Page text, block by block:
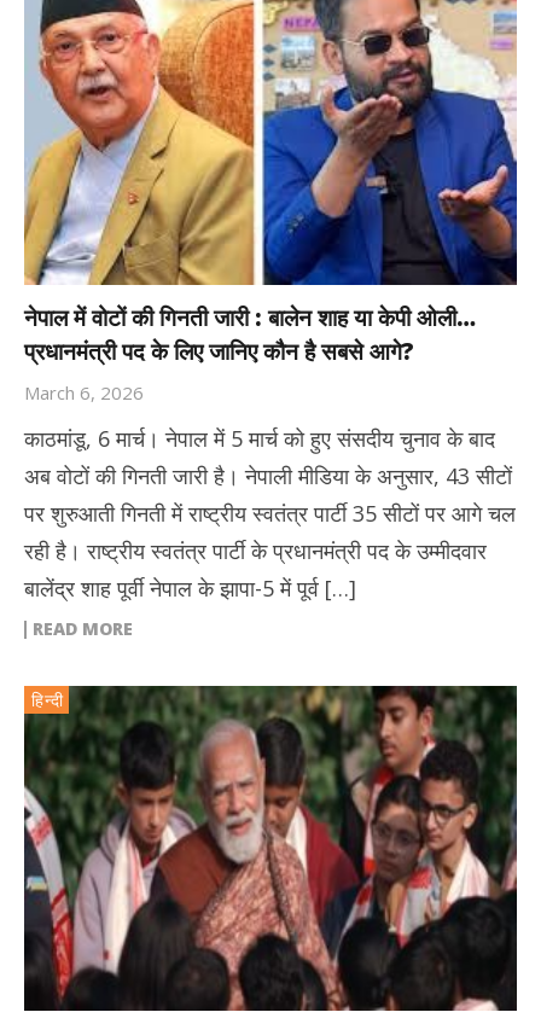
नेपाल में वोटों की गिनती जारी : बालेन शाह या केपी ओली…
प्रधानमंत्री पद के लिए जानिए कौन है सबसे आगे?
March 6, 2026
काठमांडू, 6 मार्च। नेपाल में 5 मार्च को हुए संसदीय चुनाव के बाद
अब वोटों की गिनती जारी है। नेपाली मीडिया के अनुसार, 43 सीटों
पर शुरुआती गिनती में राष्ट्रीय स्वतंत्र पार्टी 35 सीटों पर आगे चल
रही है। राष्ट्रीय स्वतंत्र पार्टी के प्रधानमंत्री पद के उम्मीदवार
बालेंद्र शाह पूर्वी नेपाल के झापा-5 में पूर्व […]
READ MORE
हिन्दी